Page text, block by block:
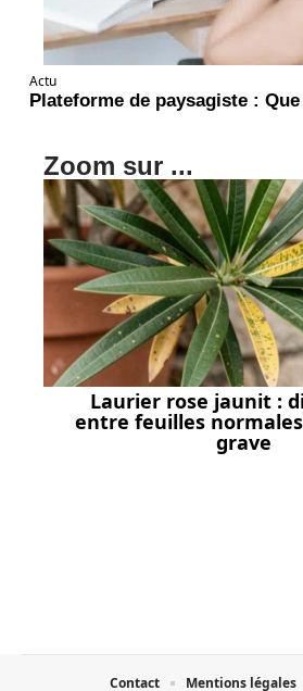
Actu
Plateforme de paysagiste :
Zoom sur ...
Laurier rose jaunit :
entre feuilles
grave
Contact Mentions légales